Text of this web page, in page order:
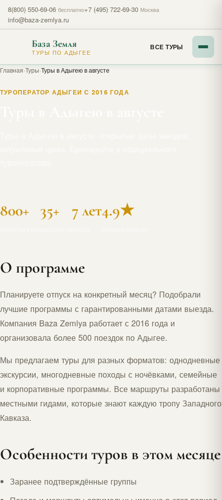
8(800) 550-69-06 бесплатно+7 (495) 722-69-30 Москва
info@baza-zemlya.ru
База Земля
ТУРЫ ПО АДЫГЕЕ
ВСЕ ТУРЫ
Главная›Туры›Туры в Адыгею в августе
ТУРОПЕРАТОР АДЫГЕИ С 2016 ГОДА
800+ 35+ 7 лет4.9★
О программе
Планируете отпуск на конкретный месяц? Подобрали
лучшие программы с гарантированными датами выезда.
Компания Baza Zemlya работает с 2016 года и
организовала более 500 поездок по Адыгее.
Мы предлагаем туры для разных форматов: однодневные
экскурсии, многодневные походы с ночёвками, семейные
и корпоративные программы. Все маршруты разработаны
местными гидами, которые знают каждую тропу Западного
Кавказа.
Особенности туров в этом месяце
Заранее подтверждённые группы